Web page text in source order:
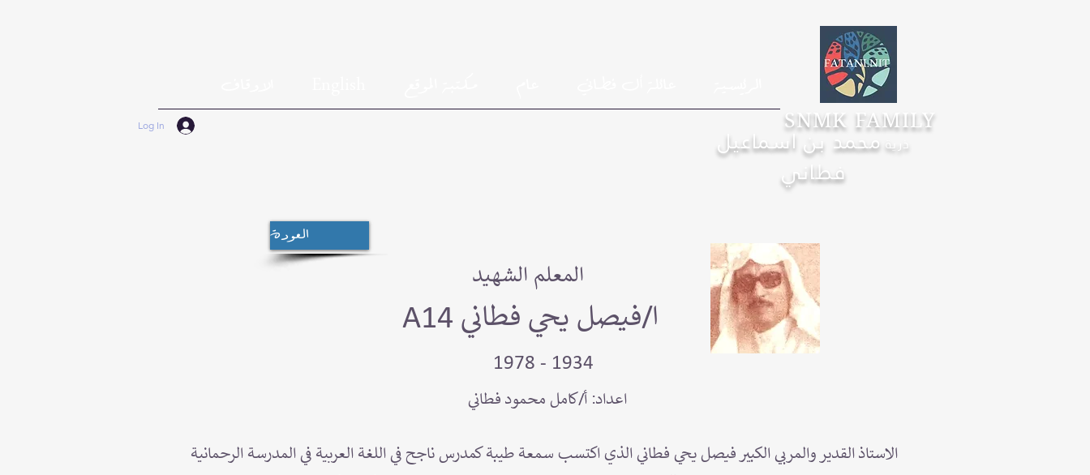
Log In SNMK FAMILY
ذرية محمد بن اسماعيل
فطاني
العودة
المعلم الشهيد
A14 ا/فيصل يحي فطاني
1934 - 1978
اعداد: أ/كامل محمود فطاني
الاستاذ القدير والمربي الكبير فيصل يحي فطاني الذي اكتسب سمعة طيبة كمدرس ناجح في اللغة العربية في المدرسة الرحمانية